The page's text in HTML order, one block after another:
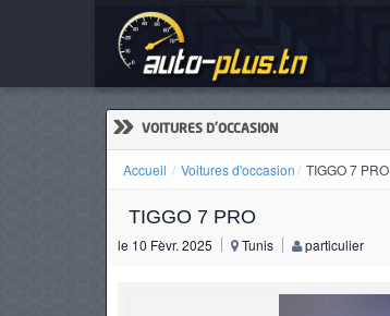
» VOITURES D'OCCASION
Accueil Voitures d'occasion TIGGO 7 PRO
TIGGO 7 PRO
le 10 Fèvr. 2025 Tunis particulier
ACTUALITÉS